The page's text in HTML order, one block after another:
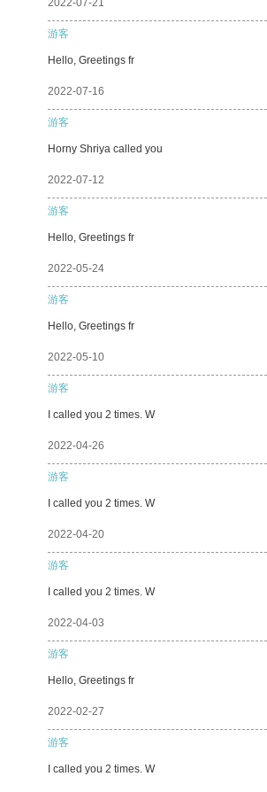
2022-07-21
游客
Hello, Greetings fr
2022-07-16
游客
Horny Shriya called you
2022-07-12
游客
Hello, Greetings fr
2022-05-24
游客
Hello, Greetings fr
2022-05-10
游客
I called you 2 times. W
2022-04-26
游客
I called you 2 times. W
2022-04-20
游客
I called you 2 times. W
2022-04-03
游客
Hello, Greetings fr
2022-02-27
游客
I called you 2 times. W